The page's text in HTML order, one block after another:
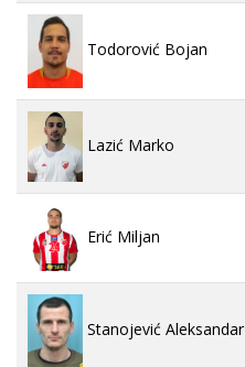
Todorović Bojan
Lazić Marko
Erić Miljan
Stanojević Aleksandar